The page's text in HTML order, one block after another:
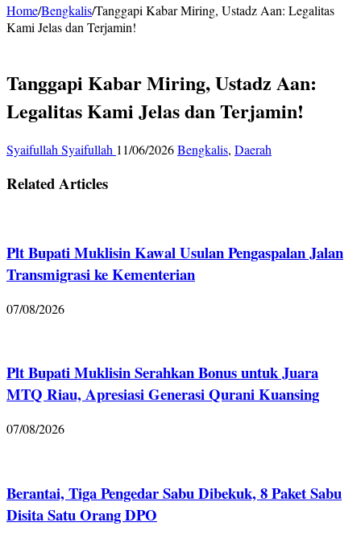
Home/Bengkalis/Tanggapi Kabar Miring, Ustadz Aan: Legalitas
Kami Jelas dan Terjamin!
Tanggapi Kabar Miring, Ustadz Aan:
Legalitas Kami Jelas dan Terjamin!
Syaifullah Syaifullah 11/06/2026Bengkalis, Daerah
Related Articles
Plt Bupati Muklisin Kawal Usulan Pengaspalan Jalan
Transmigrasi ke Kementerian
07/08/2026
Plt Bupati Muklisin Serahkan Bonus untuk Juara
MTQ Riau, Apresiasi Generasi Qurani Kuansing
07/08/2026
Berantai, Tiga Pengedar Sabu Dibekuk, 8 Paket Sabu
Disita Satu Orang DPO